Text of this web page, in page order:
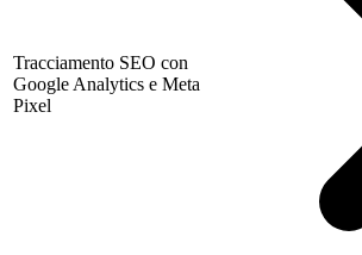
Tracciamento SEO con
Google Analytics e Meta
Pixel